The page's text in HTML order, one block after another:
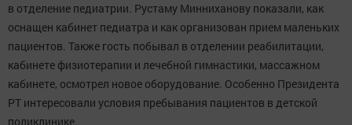
в отделение педиатрии. Рустаму Минниханову показали, как
оснащен кабинет педиатра и как организован прием маленьких
пациентов. Также гость побывал в отделении реабилитации,
кабинете физиотерапии и лечебной гимнастики, массажном
кабинете, осмотрел новое оборудование. Особенно Президента
РТ интересовали условия пребывания пациентов в детской
поликлинике.